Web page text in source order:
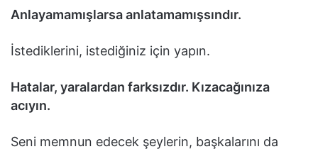
Anlayamamışlarsa anlatamamışsındır.
İstediklerini, istediğiniz için yapın.
Hatalar, yaralardan farksızdır. Kızacağınıza
acıyın.
Seni memnun edecek şeylerin, başkalarını da